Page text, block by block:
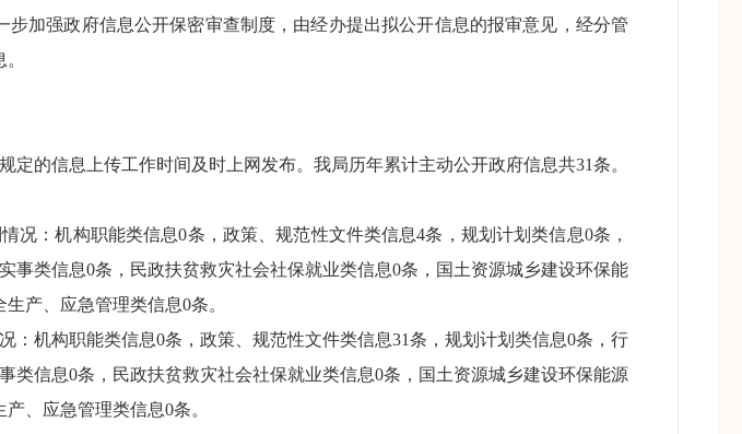
加强政府信息公开保密审查制度，由经办提出拟公开信息的报审意见，经分管
。
的信息上传工作时间及时上网发布。我局历年累计主动公开政府信息共31条。
况：机构职能类信息0条，政策、规范性文件类信息4条，规划计划类信息0条，
事类信息0条，民政扶贫救灾社会社保就业类信息0条，国土资源城乡建设环保能
产、应急管理类信息0条。
机构职能类信息0条，政策、规范性文件类信息31条，规划计划类信息0条，行
类信息0条，民政扶贫救灾社会社保就业类信息0条，国土资源城乡建设环保能源
、应急管理类信息0条。